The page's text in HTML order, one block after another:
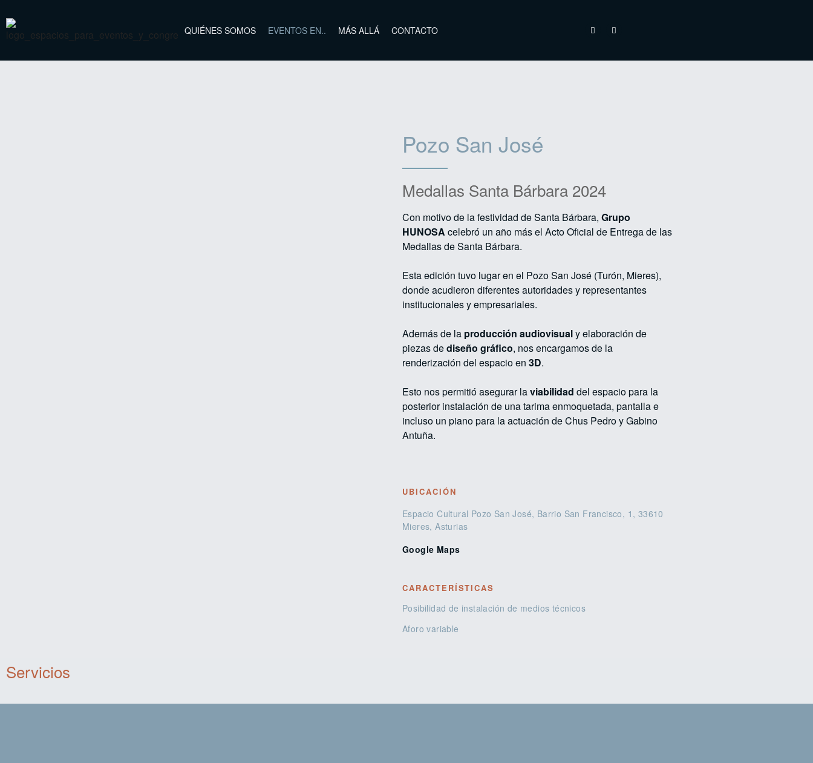
QUIÉNES SOMOS EVENTOS EN.. MÁS ALLÁ CONTACTO
Pozo San José
Medallas Santa Bárbara 2024
Con motivo de la festividad de Santa Bárbara, Grupo
HUNOSA celebró un año más el Acto Oficial de Entrega de las
Medallas de Santa Bárbara.
Esta edición tuvo lugar en el Pozo San José (Turón, Mieres),
donde acudieron diferentes autoridades y representantes
institucionales y empresariales.
Además de la producción audiovisualy elaboración de
piezas dediseño gráfico, nos encargamos de la
renderización del espacio en 3D.
Esto nos permitió asegurar laviabilidad del espacio para la
posterior instalación de una tarima enmoquetada, pantalla e
incluso un piano para la actuación de Chus Pedro y Gabino
Antuña.
UBICACIÓN
Espacio Cultural Pozo San José, Barrio San Francisco, 1, 33610
Mieres, Asturias
Google Maps
CARACTERÍSTICAS
Posibilidad de instalación de medios técnicos
Aforo variable
Servicios